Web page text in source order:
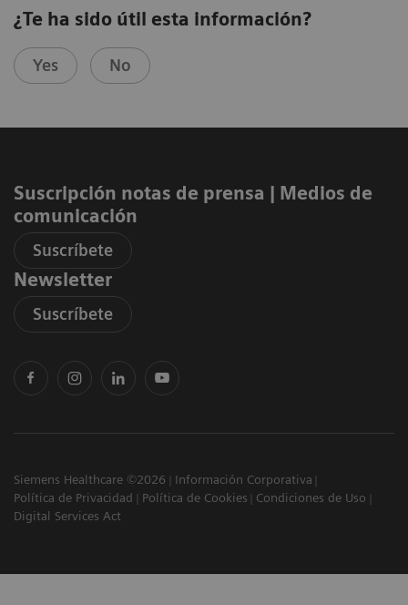
¿Te ha sido útil esta información?
Yes No
Suscripción notas de prensa ​| Medios de
comunicación
Suscríbete
Newsletter
Suscríbete
Siemens Healthcare ©2026
Información Corporativa
Política de Privacidad
Política de Cookies
Condiciones de Uso
Digital Services Act